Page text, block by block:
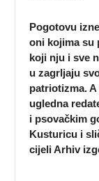
Pogotovu
oni kojima su
koji nju i sve
u zagrljaju
patriotizma.
ugledna
i psovačkim
Kusturicu i
cijeli Arhiv